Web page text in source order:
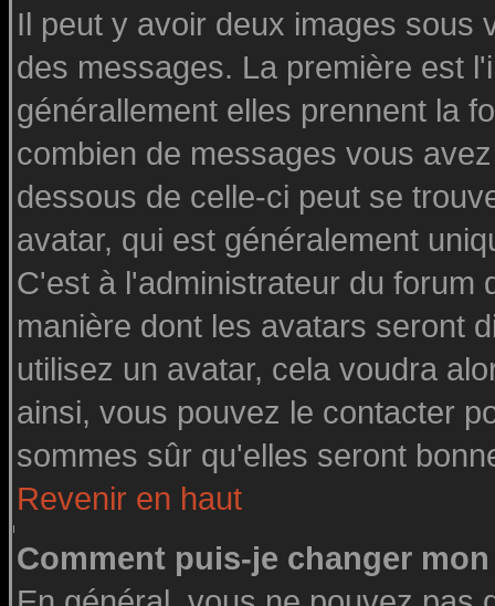
Il peut y avoir deux images sous
des messages. La première est
générallement elles prennent la
combien de messages vous
dessous de celle-ci peut se
avatar, qui est généralement
C'est à l'administrateur du forum
manière dont les avatars seront
utilisez un avatar, cela voudra
ainsi, vous pouvez le contacter
sommes sûr qu'elles seront
Revenir en haut
Comment puis-je changer